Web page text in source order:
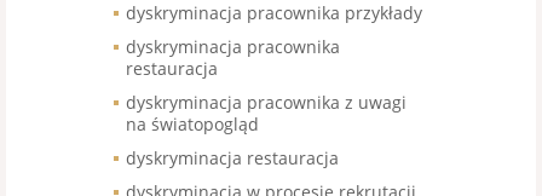
dyskryminacja pracownika przykłady
dyskryminacja pracownika
restauracja
dyskryminacja pracownika z uwagi
na światopogląd
dyskryminacja restauracja